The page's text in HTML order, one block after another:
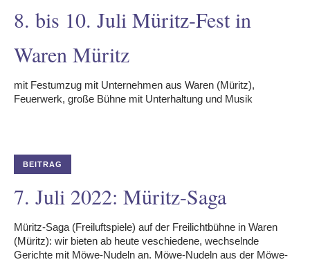
8. bis 10. Juli Müritz-Fest in
Waren Müritz
mit Festumzug mit Unternehmen aus Waren (Müritz),
Feuerwerk, große Bühne mit Unterhaltung und Musik
BEITRAG
7. Juli 2022: Müritz-Saga
Müritz-Saga (Freiluftspiele) auf der Freilichtbühne in Waren
(Müritz): wir bieten ab heute veschiedene, wechselnde
Gerichte mit Möwe-Nudeln an. Möwe-Nudeln aus der Möwe-